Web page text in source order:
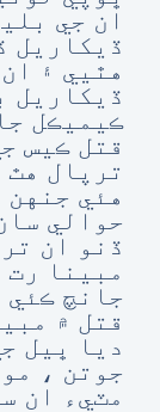
ان جي
ڏيکاريل
هٿيي ۽ ان
ڏيکاريل
ڪيميڪل
قتل ڪيس
ترپال هٿ
هئي جنهن
حوالي سان
ڏنو ان
مبينا رت
جانچ ڪئي
قتل ۾
ديا ڀيل
جوتن ،
مٽيء ان